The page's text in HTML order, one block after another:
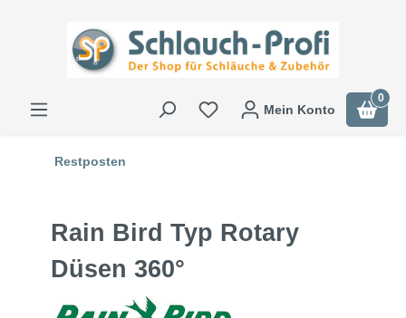
Mein Konto
0
Restposten
Rain Bird Typ Rotary
Düsen 360°